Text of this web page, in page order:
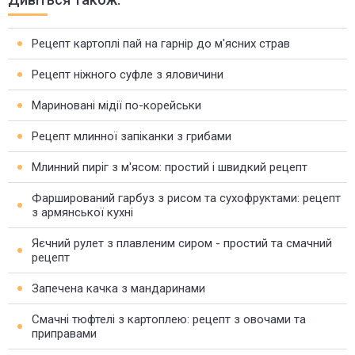
Рецепт картоплі пай на гарнір до м'ясних страв
Рецепт ніжного суфле з яловичини
Мариновані мідії по-корейськи
Рецепт млинної запіканки з грибами
Млинний пиріг з м'ясом: простий і швидкий рецепт
Фарширований гарбуз з рисом та сухофруктами: рецепт
з армянської кухні
Яєчний рулет з плавленим сиром - простий та смачний
рецепт
Запечена качка з мандаринами
Смачні тюфтелі з картоплею: рецепт з овочами та
приправами